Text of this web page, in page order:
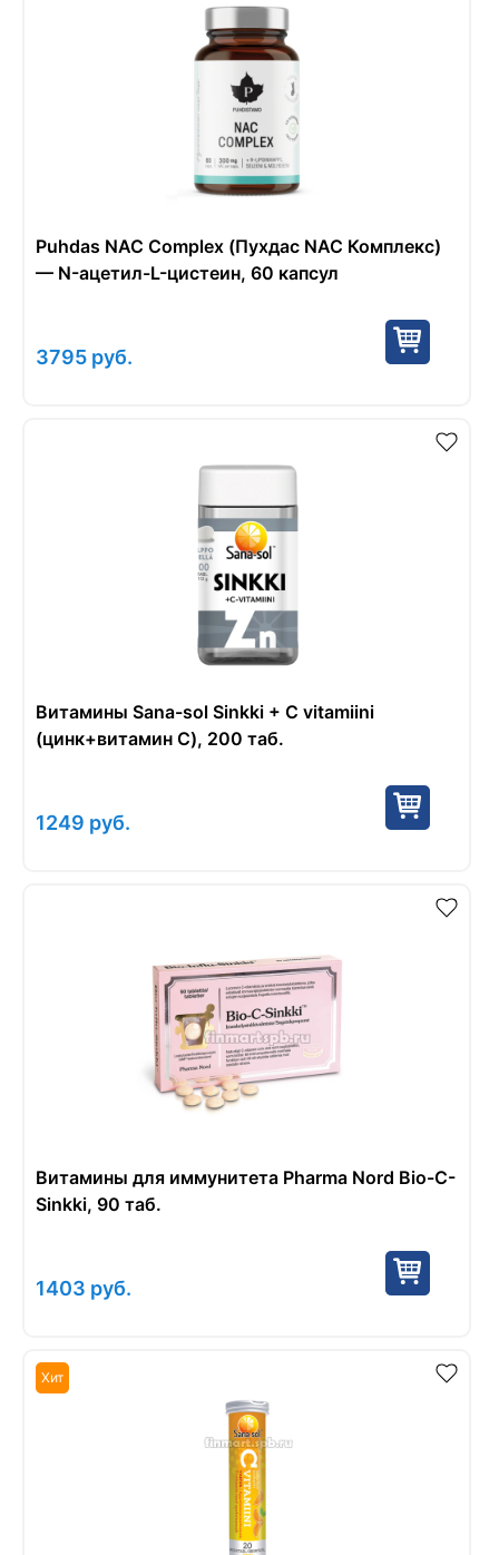
Puhdas NAC Complex (Пухдас NAC Комплекс)
— N-ацетил-L-цистеин, 60 капсул
3795 руб.
Витамины Sana-sol Sinkki + C vitamiini
(цинк+витамин С), 200 таб.
1249 руб.
Витамины для иммунитета Pharma Nord Bio-C-
Sinkki, 90 таб.
1403 руб.
Хит